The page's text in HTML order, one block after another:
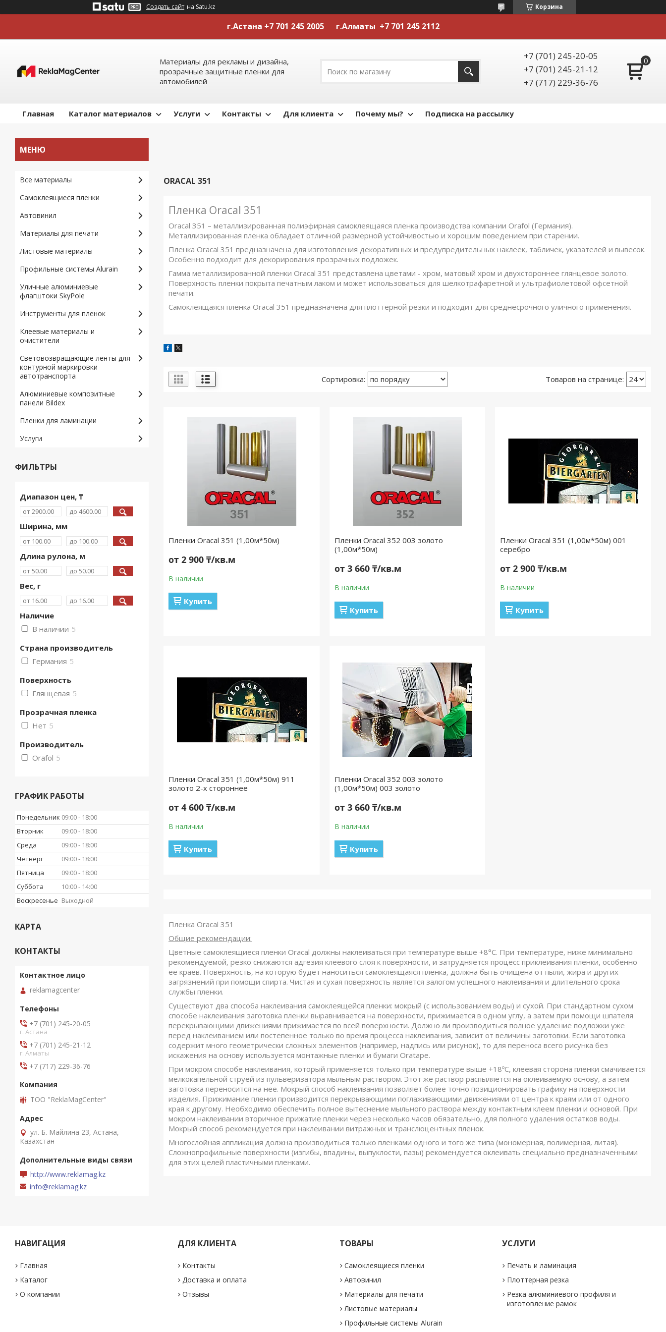
Создать сайт на Satu.kz Корзина
г.Астана +7 701 245 2005 г.Алматы +7 701 245 2112
Материалы для рекламы и дизайна,
прозрачные защитные пленки для
автомобилей
+7 (701) 245-20-05
+7 (701) 245-21-12
+7 (717) 229-36-76
Главная Каталог материалов Услуги Контакты Для клиента Почему мы? Подписка на рассылку
ORACAL 351
Пленка Oracal 351
Oracal 351 – металлизированная полиэфирная самоклеящаяся пленка производства компании Orafol (Германия).
Металлизированная пленка обладает отличной размерной устойчивостью и хорошим поведением при старении.
Пленка Oracal 351 предназначена для изготовления декоративных и предупредительных наклеек, табличек, указателей и вывесок.
Особенно подходит для декорирования прозрачных подложек.
Гамма металлизированной пленки Oracal 351 представлена цветами - хром, матовый хром и двухстороннее глянцевое золото.
Поверхность пленки покрыта печатным лаком и может использоваться для шелкотрафаретной и ультрафиолетовой офсетной
печати.
Самоклеящаяся пленка Oracal 351 предназначена для плоттерной резки и подходит для среднесрочного уличного применения.
Пленки Oracal 351 (1,00м*50м)
от 2 900 ₸/кв.м
В наличии
Купить
Пленки Oracal 352 003 золото
(1,00м*50м)
от 3 660 ₸/кв.м
В наличии
Купить
Пленки Oracal 351 (1,00м*50м) 001
серебро
от 2 900 ₸/кв.м
В наличии
Купить
Пленки Oracal 351 (1,00м*50м) 911
золото 2-х стороннее
от 4 600 ₸/кв.м
В наличии
Купить
Пленки Oracal 352 003 золото
(1,00м*50м) 003 золото
от 3 660 ₸/кв.м
В наличии
Купить
Пленка Oracal 351
Общие рекомендации:
Цветные самоклеящиеся пленки Oracal должны наклеиваться при температуре выше +8°C. При температуре, ниже минимально
рекомендуемой, резко снижаются адгезия клеевого слоя к поверхности, и затрудняется процесс приклеивания пленки, особенно
её краев. Поверхность, на которую будет наноситься самоклеящаяся пленка, должна быть очищена от пыли, жира и других
загрязнений при помощи спирта. Чистая и сухая поверхность является залогом успешного наклеивания и длительного срока
службы пленки.
Существуют два способа наклеивания самоклеящейся пленки: мокрый (с использованием воды) и сухой. При стандартном сухом
способе наклеивания заготовка пленки выравнивается на поверхности, прижимается в одном углу, а затем при помощи шпателя
перекрывающими движениями прижимается по всей поверхности. Должно ли производиться полное удаление подложки уже
перед наклеиванием или постепенное только во время процесса наклеивания, зависит от величины заготовки. Если заготовка
содержит много геометрически сложных элементов (например, надпись или рисунок), то для переноса всего рисунка без
искажения на основу используется монтажные пленки и бумаги Oratape.
При мокром способе наклеивания, который применяется только при температуре выше +18ºС, клеевая сторона пленки смачивается
мелкокапельной струей из пульверизатора мыльным раствором. Этот же раствор распыляется на оклеиваемую основу, а затем
заготовка переносится на нее. Мокрый способ наклеивания позволяет более точно позиционировать графику на поверхности
изделия. Прижимание пленки производится перекрывающими поглаживающими движениями от центра к краям или от одного
края к другому. Необходимо обеспечить полное вытеснение мыльного раствора между контактным клеем пленки и основой. При
мокром наклеивании вторичное прижатие пленки через несколько часов обязательно, для полного удаления остатков воды.
Мокрый способ рекомендуется при наклеивании витражных и транслюцентных пленок.
Многослойная аппликация должна производиться только пленками одного и того же типа (мономерная, полимерная, литая).
Сложнопрофильные поверхности (изгибы, впадины, выпуклости, пазы) рекомендуется оклеивать специально предназначенными
для этих целей пластичными пленками.
Все материалы
Самоклеящиеся пленки
Автовинил
Материалы для печати
Листовые материалы
Профильные системы Alurain
Уличные алюминиевые
флагштоки SkyPole
Инструменты для пленок
Клеевые материалы и
очистители
Световозвращающие ленты для
контурной маркировки
автотранспорта
Алюминиевые композитные
панели Bildex
Пленки для ламинации
Услуги
ФИЛЬТРЫ
Диапазон цен, ₸
Ширина, мм
Длина рулона, м
Вес, г
Наличие
В наличии 5
Страна производитель
Германия 5
Поверхность
Глянцевая 5
Прозрачная пленка
Нет 5
Производитель
Orafol 5
ГРАФИК РАБОТЫ
Понедельник 09:00
18:00
Вторник
09:00
18:00
Среда
09:00
18:00
Четверг
09:00
18:00
Пятница
09:00
18:00
Суббота
10:00
14:00
Воскресенье Выходной
КАРТА
КОНТАКТЫ
reklamagcenter
+7 (701) 245-20-05
г. Астана
+7 (701) 245-21-12
г. Алматы
+7 (717) 229-36-76
ТОО "ReklaMagCenter"
ул. Б. Майлина 23, Астана,
Казахстан
http://www.reklamag.kz
info@reklamag.kz
НАВИГАЦИЯ
Главная
Каталог
О компании
ДЛЯ КЛИЕНТА
Контакты
Доставка и оплата
Отзывы
ТОВАРЫ
Самоклеящиеся пленки
Автовинил
Материалы для печати
Листовые материалы
Профильные системы Alurain
УСЛУГИ
Печать и ламинация
Плоттерная резка
Резка алюминиевого профиля и
изготовление рамок